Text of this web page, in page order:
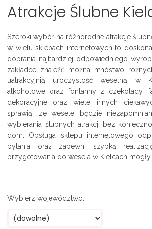
Atrakcje Ślubne
Szeroki wybór na różnorodne atrakcje
w wielu sklepach internetowych to
dobrania najbardziej odpowiedniego
zakładce znaleźć można mnóstwo
uatrakcyjnią uroczystość weselną w
alkoholowe oraz fontanny z czekolady,
dekoracyjne oraz wiele innych
sprawią, ze wesele będzie
wybierania ślubnych atrakcji bez
dom. Obsługa sklepu internetowego
pytania oraz zapewni szybką
przygotowania do wesela w Kielcach mogły
Wybierz województwo: